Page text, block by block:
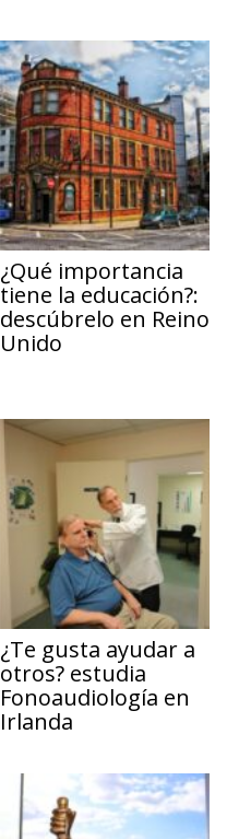
¿Qué importancia
tiene la educación?:
descúbrelo en Reino
Unido
¿Te gusta ayudar a
otros? estudia
Fonoaudiología en
Irlanda